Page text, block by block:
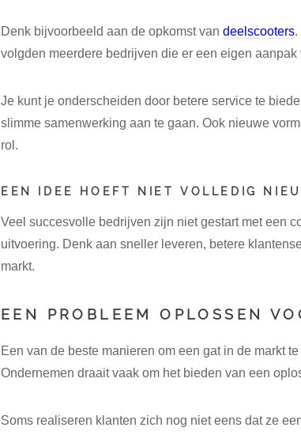
Denk bijvoorbeeld aan de opkomst van deelscooters.
volgden meerdere bedrijven die er een eigen aanpak
Je kunt je onderscheiden door betere service te
slimme samenwerking aan te gaan. Ook nieuwe
rol.
EEN IDEE HOEFT NIET VOLLEDIG
Veel succesvolle bedrijven zijn niet gestart met een
uitvoering. Denk aan sneller leveren, betere
markt.
EEN PROBLEEM OPLOSSEN
Een van de beste manieren om een gat in de markt
Ondernemen draait vaak om het bieden van een
Soms realiseren klanten zich nog niet eens dat ze